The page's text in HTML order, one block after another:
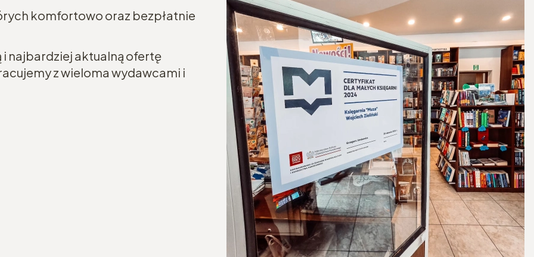
komfortowo oraz bezpłatnie
najbardziej aktualną ofertę
z wieloma wydawcami i